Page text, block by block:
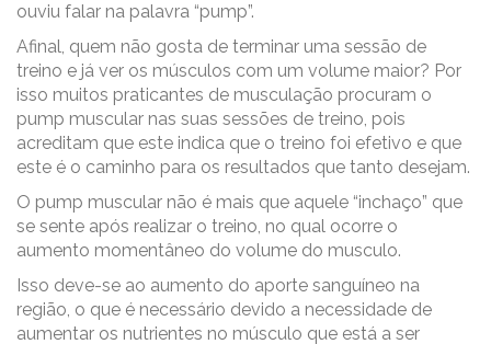
ouviu falar na palavra “pump”.
Afinal, quem não gosta de terminar uma sessão de
treino e já ver os músculos com um volume maior? Por
isso muitos praticantes de musculação procuram o
pump muscular nas suas sessões de treino, pois
acreditam que este indica que o treino foi efetivo e que
este é o caminho para os resultados que tanto desejam.
O pump muscular não é mais que aquele “inchaço” que
se sente após realizar o treino, no qual ocorre o
aumento momentâneo do volume do musculo.
Isso deve-se ao aumento do aporte sanguíneo na
região, o que é necessário devido a necessidade de
aumentar os nutrientes no músculo que está a ser